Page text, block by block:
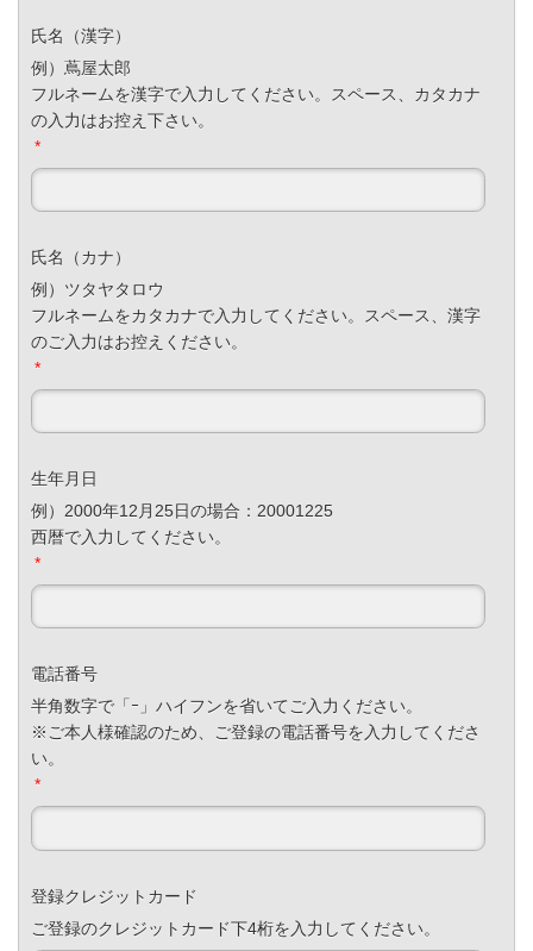
氏名（漢字）
例）蔦屋太郎
フルネームを漢字で入力してください。スペース、カタカナ
の入力はお控え下さい。
*
氏名（カナ）
例）ツタヤタロウ
フルネームをカタカナで入力してください。スペース、漢字
のご入力はお控えください。
*
生年月日
例）2000年12月25日の場合：20001225
西暦で入力してください。
*
電話番号
半角数字で「ｰ」ハイフンを省いてご入力ください。
※ご本人様確認のため、ご登録の電話番号を入力してくださ
い。
*
登録クレジットカード
ご登録のクレジットカード下4桁を入力してください。